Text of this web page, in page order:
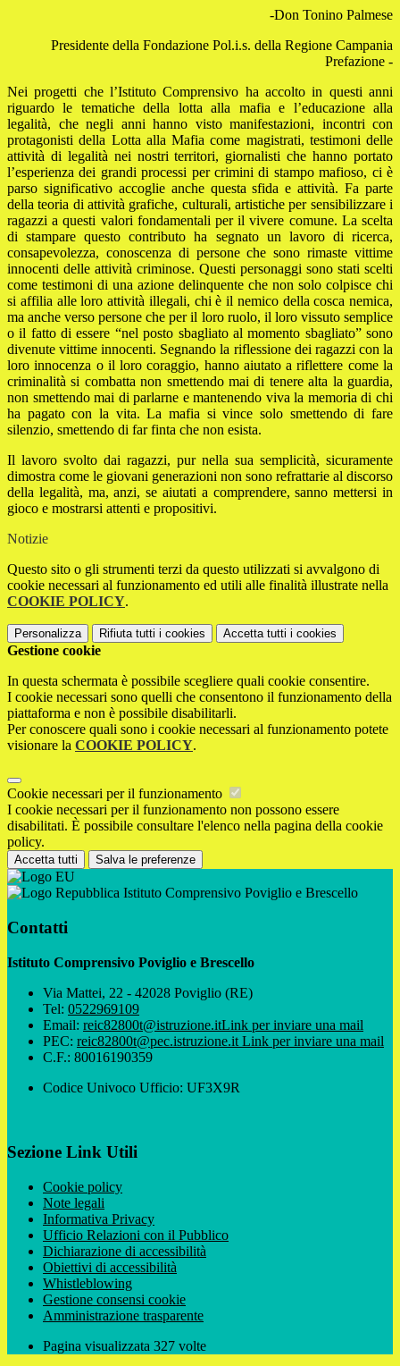
-Don Tonino Palmese
Presidente della Fondazione Pol.i.s. della Regione Campania
Prefazione -
Nei progetti che l’Istituto Comprensivo ha accolto in questi anni
riguardo le tematiche della lotta alla mafia e l’educazione alla
legalità, che negli anni hanno visto manifestazioni, incontri con
protagonisti della Lotta alla Mafia come magistrati, testimoni delle
attività di legalità nei nostri territori, giornalisti che hanno portato
l’esperienza dei grandi processi per crimini di stampo mafioso, ci è
parso significativo accoglie anche questa sfida e attività. Fa parte
della teoria di attività grafiche, culturali, artistiche per sensibilizzare i
ragazzi a questi valori fondamentali per il vivere comune. La scelta
di stampare questo contributo ha segnato un lavoro di ricerca,
consapevolezza, conoscenza di persone che sono rimaste vittime
innocenti delle attività criminose. Questi personaggi sono stati scelti
come testimoni di una azione delinquente che non solo colpisce chi
si affilia alle loro attività illegali, chi è il nemico della cosca nemica,
ma anche verso persone che per il loro ruolo, il loro vissuto semplice
o il fatto di essere “nel posto sbagliato al momento sbagliato” sono
divenute vittime innocenti. Segnando la riflessione dei ragazzi con la
loro innocenza o il loro coraggio, hanno aiutato a riflettere come la
criminalità si combatta non smettendo mai di tenere alta la guardia,
non smettendo mai di parlarne e mantenendo viva la memoria di chi
ha pagato con la vita. La mafia si vince solo smettendo di fare
silenzio, smettendo di far finta che non esista.
Il lavoro svolto dai ragazzi, pur nella sua semplicità, sicuramente
dimostra come le giovani generazioni non sono refrattarie al discorso
della legalità, ma, anzi, se aiutati a comprendere, sanno mettersi in
gioco e mostrarsi attenti e propositivi.
Notizie
Questo sito o gli strumenti terzi da questo utilizzati si avvalgono di
cookie necessari al funzionamento ed utili alle finalità illustrate nella
COOKIE POLICY.
Personalizza Rifiuta tutti i cookies Accetta tutti i cookies
Gestione cookie
In questa schermata è possibile scegliere quali cookie consentire.
I cookie necessari sono quelli che consentono il funzionamento della
piattaforma e non è possibile disabilitarli.
Per conoscere quali sono i cookie necessari al funzionamento potete
visionare la COOKIE POLICY.
Cookie necessari per il funzionamento
I cookie necessari per il funzionamento non possono essere
disabilitati. È possibile consultare l'elenco nella pagina della cookie
policy.
Accetta tutti Salva le preferenze
Istituto Comprensivo Poviglio e Brescello
Contatti
Istituto Comprensivo Poviglio e Brescello
Via Mattei, 22 - 42028 Poviglio (RE)
Tel: 0522969109
Email: reic82800t@istruzione.itLink per inviare una mail
PEC: reic82800t@pec.istruzione.it Link per inviare una mail
C.F.: 80016190359
Codice Univoco Ufficio: UF3X9R
Sezione Link Utili
Cookie policy
Note legali
Informativa Privacy
Ufficio Relazioni con il Pubblico
Dichiarazione di accessibilità
Obiettivi di accessibilità
Whistleblowing
Gestione consensi cookie
Amministrazione trasparente
Pagina visualizzata 327 volte